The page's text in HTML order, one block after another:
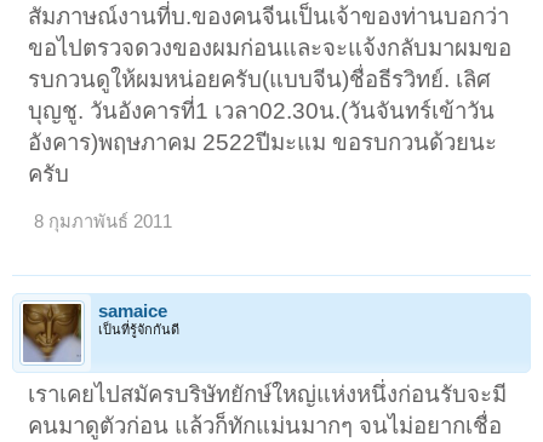
สัมภาษณ์งานที่บ.ของคนจีนเป็นเจ้าของท่านบอกว่า
ขอไปตรวจดวงของผมก่อนและจะแจ้งกลับมาผมขอ
รบกวนดูให้ผมหน่อยครับ(แบบจีน)ชื่อธีรวิทย์. เลิศ
บุญชู. วันอังคารที่1 เวลา02.30น.(วันจันทร์เข้าวัน
อังคาร)พฤษภาคม 2522ปีมะแม ขอรบกวนด้วยนะ
ครับ
8 กุมภาพันธ์ 2011
samaice
เป็นที่รู้จักกันดี
เราเคยไปสมัครบริษัทยักษ์ใหญ่แห่งหนึ่งก่อนรับจะมี
คนมาดูตัวก่อน แล้วก็ทักแม่นมากๆ จนไม่อยากเชื่อ